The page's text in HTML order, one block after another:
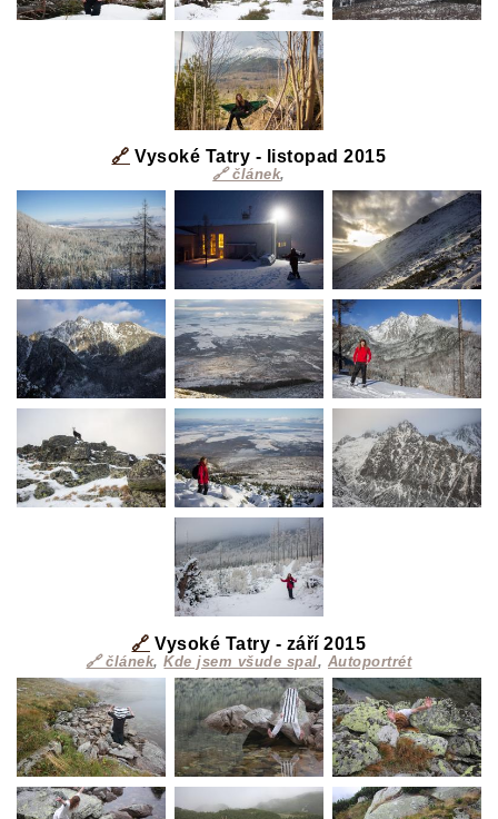
🔗 Vysoké Tatry - listopad 2015
🔗 článek,
🔗 Vysoké Tatry - září 2015
🔗 článek,Kde jsem všude spal, Autoportrét